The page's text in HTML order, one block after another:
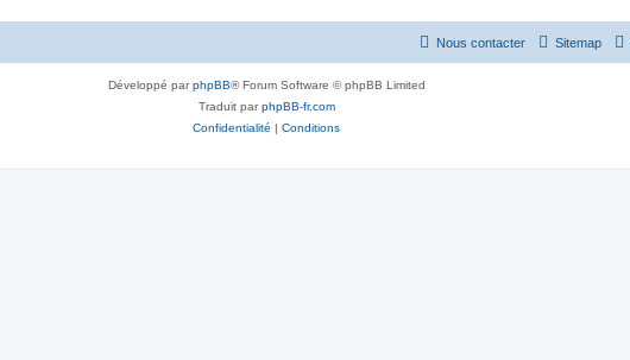
Sitemap
Nous contacter
Développé parphpBB® Forum Software © phpBB Limited
Traduit parphpBB-fr.com
Confidentialité | Conditions